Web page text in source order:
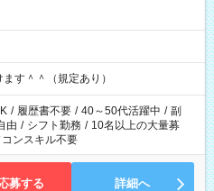
す＾＾（規定あり）
/ 履歴書不要 / 40～50代活躍中 / 副
由 / シフト勤務 / 10名以上の大量募
ンスキル不要
募する 詳細へ